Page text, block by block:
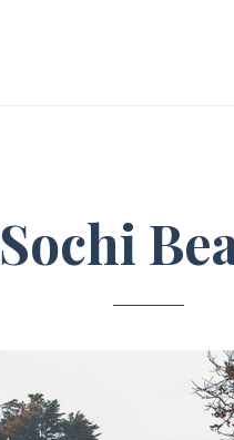
Sochi